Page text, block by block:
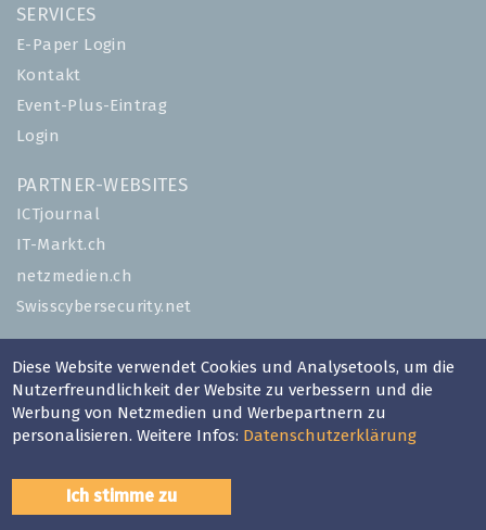
SERVICES
E-Paper Login
Kontakt
Event-Plus-Eintrag
Login
PARTNER-WEBSITES
ICTjournal
IT-Markt.ch
netzmedien.ch
Swisscybersecurity.net
© NETZMEDIEN AG 2026
Impressum
AGB
Nutzungsbestimmungen
Datenschutzerklärung
Diese Website verwendet Cookies und Analysetools, um die
Nutzerfreundlichkeit der Website zu verbessern und die
Werbung von Netzmedien und Werbepartnern zu
personalisieren. Weitere Infos: Datenschutzerklärung
Ich stimme zu